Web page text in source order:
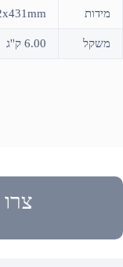
מידות
משקל 6.00 ק''ג